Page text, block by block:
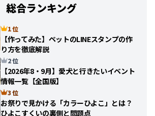
総合ランキング
1 位
【作ってみた】ペットのLINEスタンプの作
り方を徹底解説
2 位
【2026年8・9月】愛犬と行きたいイベント
情報一覧【全国版】
3 位
お祭りで見かける「カラーひよこ」とは？
ひよこすくいの裏側と問題点